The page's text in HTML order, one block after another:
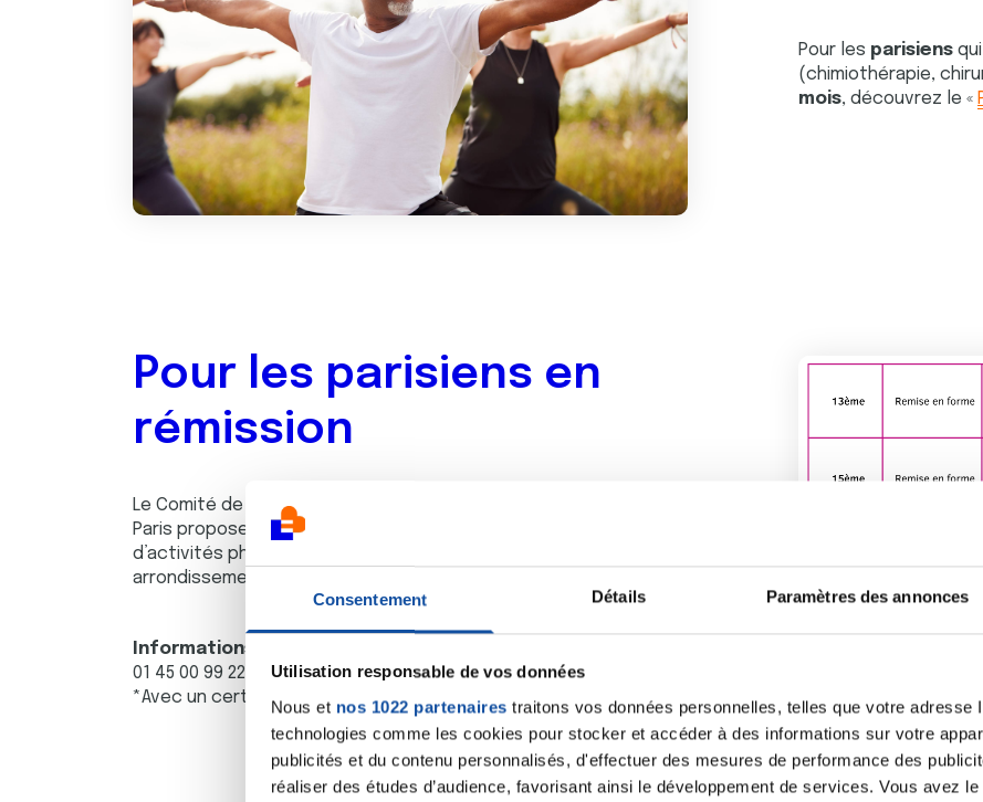
Consentement Détails Paramètres des annonces
Utilisation responsable de vos données
Nous et nos 1022 partenaires traitons vos données personnelles, telles que votre adresse
technologies comme les cookies pour stocker et accéder à des informations sur votre
publicités et du contenu personnalisés, d'effectuer des mesures de performance des
réaliser des études d’audience, favorisant ainsi le développement de services. Vous avez le
Pour les parisiens
(chimiothérapie,
mois, découvrez le «
Pour les parisiens en
rémission
Le Comité de Paris de la Ligue contre le cancer et la Mairie de
Paris proposent de bénéficier gratuitement de séances
d’activités physiques et sportives dans différents
arrondissements de la capitale.
Informations et inscriptions auprès de Asma IDOUMNNOU
01 45 00 99 22 ouasma.idoumnnou@ligue-cancer.net
*Avec un certificat médical